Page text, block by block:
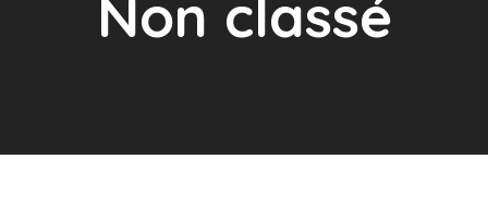
Non classé